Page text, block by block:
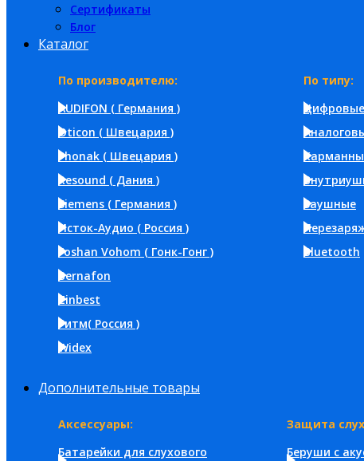
Сертификаты
Блог
Каталог
По производителю:
AUDIFON ( Германия )
Oticon ( Швецария )
Phonak ( Швецария )
Resound ( Дания )
Siemens ( Германия )
Исток-Аудио ( Россия )
Foshan Vohom ( Гонк-Гонг )
Bernafon
Zinbest
Ритм( Россия )
Widex
По типу:
Цифровые
Заушные
Bluetooth
Дополнительные товары
Аксессуары:
Батарейки для слухового
Защита
Беруши с